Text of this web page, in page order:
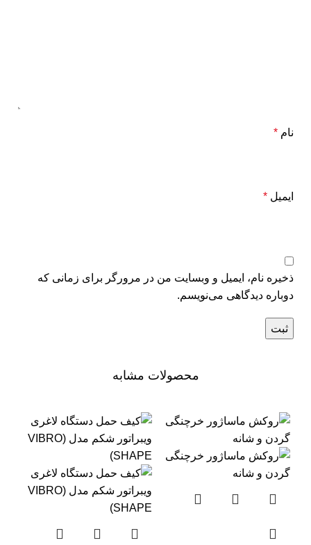
نام *
ایمیل *
ذخیره نام، ایمیل و وبسایت من در مرورگر برای زمانی که
دوباره دیدگاهی می‌نویسم.
محصولات مشابه